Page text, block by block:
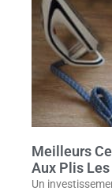
Meilleurs
Aux Plis
Un